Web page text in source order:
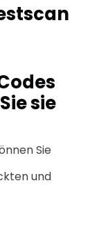
sie
Sie
und